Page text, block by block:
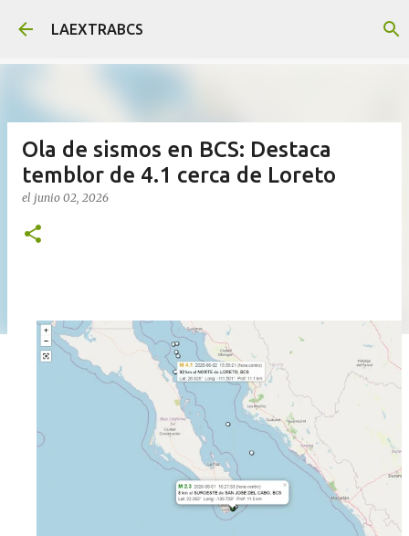
Ir al contenido principal
LAEXTRABCS
Ola de sismos en BCS: Destaca
temblor de 4.1 cerca de Loreto
el junio 02, 2026